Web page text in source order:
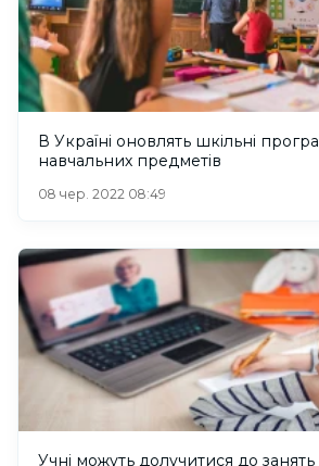
В Україні оновлять шкільні
навчальних предметів
08 чер. 2022 08:49
Учні можуть долучитися до занять